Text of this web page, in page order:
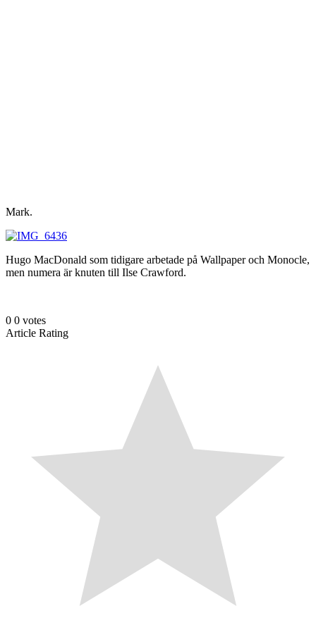
Mark.
Hugo MacDonald som tidigare arbetade på Wallpaper och Monocle,
men numera är knuten till Ilse Crawford.
0 0 votes
Article Rating